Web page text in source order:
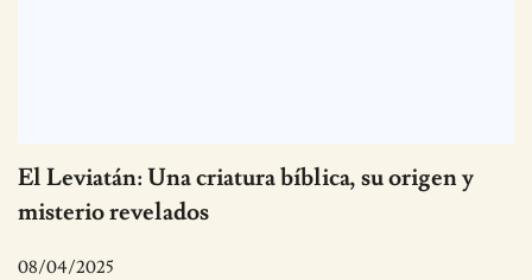
El Leviatán: Una criatura bíblica, su origen y
misterio revelados
08/04/2025